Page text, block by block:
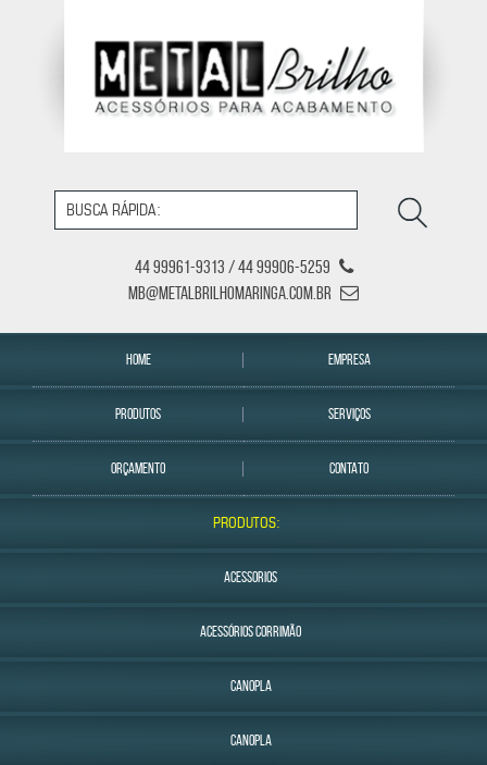
44 99961-9313 / 44 99906-5259
mb@metalbrilhomaringa.com.br
HOME EMPRESA
PRODUTOS SERVIÇOS
ORÇAMENTO CONTATO
PRODUTOS:
ACESSORIOS
ACESSÓRIOS CORRIMÃO
CANOPLA
CANOPLA